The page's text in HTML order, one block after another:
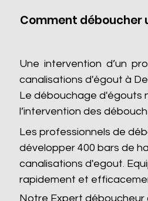
Comment déboucher
Une intervention d’un
canalisations d'égout à
Le débouchage d'égouts
l’intervention des
Les professionnels de
développer 400 bars de
canalisations d'egout.
rapidement et
Notre Expert déboucheur